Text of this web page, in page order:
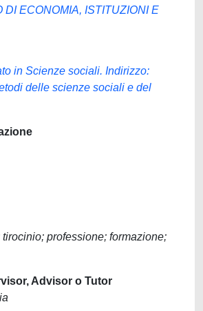
DI ECONOMIA, ISTITUZIONI E
in Scienze sociali. Indirizzo:
delle scienze sociali e del
professione; formazione;
Advisor o Tutor